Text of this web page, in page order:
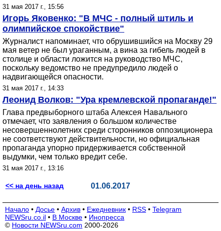
31 мая 2017 г., 15:56
Игорь Яковенко: "В МЧС - полный штиль и
олимпийское спокойствие"
Журналист напоминает, что обрушившийся на Москву 29
мая ветер не был ураганным, а вина за гибель людей в
столице и области ложится на руководство МЧС,
поскольку ведомство не предупредило людей о
надвигающейся опасности.
31 мая 2017 г., 14:33
Леонид Волков: "Ура кремлевской пропаганде!"
Глава предвыборного штаба Алексея Навального
отмечает, что заявления о большом количестве
несовершеннолетних среди сторонников оппозиционера
не соответствуют действительности, но официальная
пропаганда упорно придерживается собственной
выдумки, чем только вредит себе.
31 мая 2017 г., 13:16
<< на день назад 01.06.2017
Начало • Досье • Архив • Ежедневник • RSS • Telegram
NEWSru.co.il • В Москве • Инопресса
© Новости NEWSru.com 2000-2026